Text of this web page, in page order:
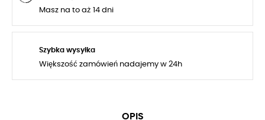
Masz na to aż 14 dni
Szybka wysyłka
Większość zamówień nadajemy w 24h
OPIS